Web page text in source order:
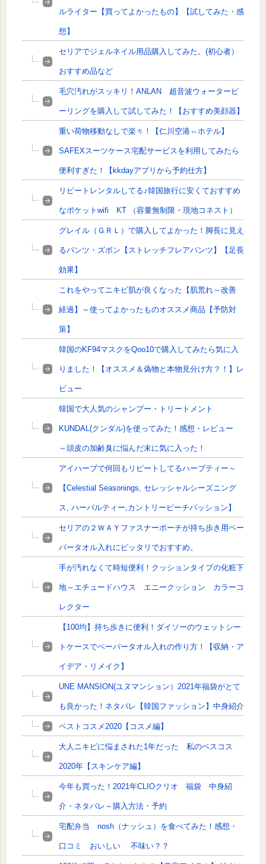
ルライター【買ってよかったもの】【試してみた・感
想】
セリアでジェルネイル用品購入してみた。(初心者）
おすすめ品など
毛穴汚れがスッキリ！ANLAN 超音波ウォーターピ
ーリングを購入して試してみた！【おすすめ美顔器】
重い荷物移動なしで楽々！【仁川空港⇔ホテル】
SAFEXスーツケース宅配サービスを利用してみたら
便利すぎた！【kkdayアプリから予約仕方】
リピートレンタルしてる♪韓国旅行に安くておすすめ
なポケットwifi KT （容量無制限・現地コネスト）
グレイル（ＧＲＬ）で購入してよかった！脚長に見え
るパンツ・ズボン【ストレッチフレアパンツ】【足長
効果】
これをやってニキビ肌が良くなった【肌荒れ～改善
経過】～使ってよかったものオススメ商品【予防対
策】
韓国のKF94マスクをQoo10で購入してみたら気に入
りました！【オススメ＆偽物と本物見分け方？！】レ
ビュー
韓国で大人気のシャンプー・トリートメント
KUNDAL(クンダル)を使ってみた！感想・レビュー
～頭皮の加齢臭に悩んだ末に気に入った！
アイハーブで何回もリピートしてるハーブティー～
【Celestial Seasonings, セレッシャルシーズニング
ス, ハーバルティー,カントリーピーチパッション】
セリアの２ＷＡＹファスナーポーチが持ち歩き用ペー
パータオル入れにピッタリでおすすめ。
手が汚れなくて時短便利！クッションタイプの化粧下
地～エチュードハウス エニークッション カラーコ
レクター
【100均】持ち歩きに便利！ダイソーのウェットシー
トケースでペーパータオル入れの作り方！【収納・ア
イデア・リメイク】
UNE MANSION(ユヌマンション）2021年福袋がとて
も良かった！ネタバレ【韓国ファッション】中身紹介
ベストコスメ2020【コスメ編】
大人ニキビに悩まされた1年だった 私のベスコス
2020年【スキンケア編】
今年も買った！2021年CLIOクリオ 福袋 中身紹
介・ネタバレ～購入方法・予約
宅配弁当 nosh（ナッシュ）を食べてみた！感想・
口コミ おいしい 不味い？？